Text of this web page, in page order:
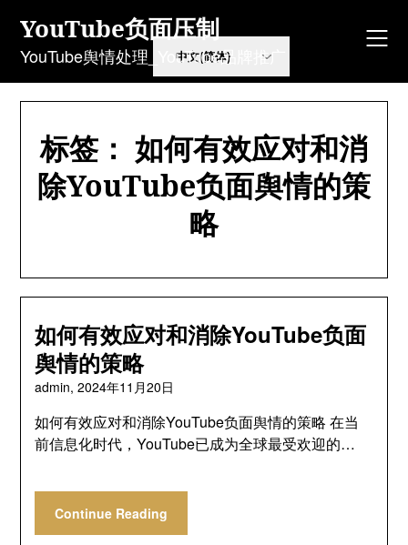
content
YouTube负面压制
YouTube舆情处理_YouTube品牌推广
标签： 如何有效应对和消
除YouTube负面舆情的策
略
如何有效应对和消除YouTube负面
舆情的策略
admin,2024年11月20日
如何有效应对和消除YouTube负面舆情的策略 在当
前信息化时代，YouTube已成为全球最受欢迎的…
Continue Reading